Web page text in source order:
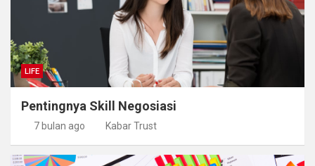
LIFE
Pentingnya Skill Negosiasi
7 bulan ago Kabar Trust